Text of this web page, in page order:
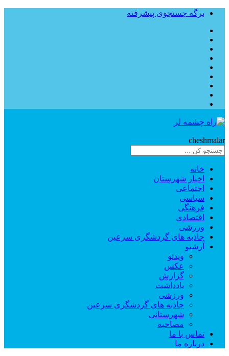
برگه جستجوی پیشرفته
cheshmalar
خانه
اخبار شهرستان
اجتماعی
سیاسی
فرهنگی
اقتصادی
ورزشی
جاذبه های گردشگری سرعین
آرشیو
ویدئو
عکس
گزارش
یادداشت
ورزشی
جاذبه های گردشگری سرعین
شهرستانی
مصاحبه
تماس با ما
درباره ما